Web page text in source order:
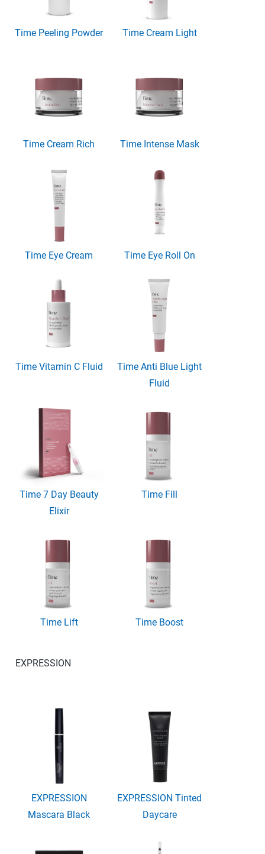
Time Peeling Powder Time Cream Light
Time Cream Rich Time Intense Mask
Time Eye Cream Time Eye Roll On
Time Vitamin C Fluid
Time Anti Blue Light
Fluid
Time 7 Day Beauty
Elixir
Time Fill
Time Lift Time Boost
EXPRESSION
EXPRESSION
Mascara Black
EXPRESSION Tinted
Daycare